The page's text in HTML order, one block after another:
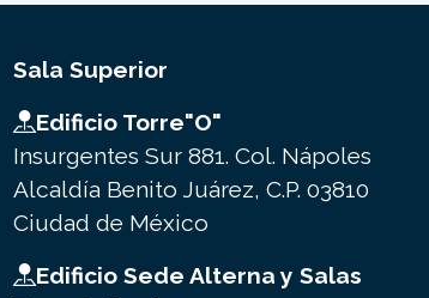
Sala Superior
Edificio Torre"O"
Insurgentes Sur 881. Col. Nápoles
Alcaldía Benito Juárez, C.P. 03810
Ciudad de México
Edificio Sede Alterna y Salas